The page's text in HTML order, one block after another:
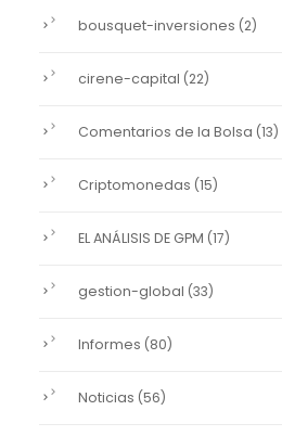
bousquet-inversiones (2)
cirene-capital (22)
Comentarios de la Bolsa (13)
Criptomonedas (15)
EL ANÁLISIS DE GPM (17)
gestion-global (33)
Informes (80)
Noticias (56)